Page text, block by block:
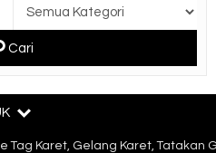
Cari
Karet, Gelang Karet,